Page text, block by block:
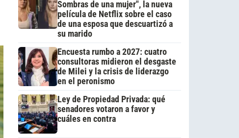
Sombras de una mujer", la nueva
película de Netflix sobre el caso
de una esposa que descuartizó a
su marido
Encuesta rumbo a 2027: cuatro
consultoras midieron el desgaste
de Milei y la crisis de liderazgo
en el peronismo
Ley de Propiedad Privada: qué
senadores votaron a favor y
cuáles en contra